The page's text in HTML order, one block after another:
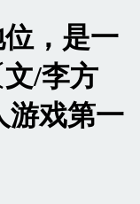
，是一
/李方
戏第一